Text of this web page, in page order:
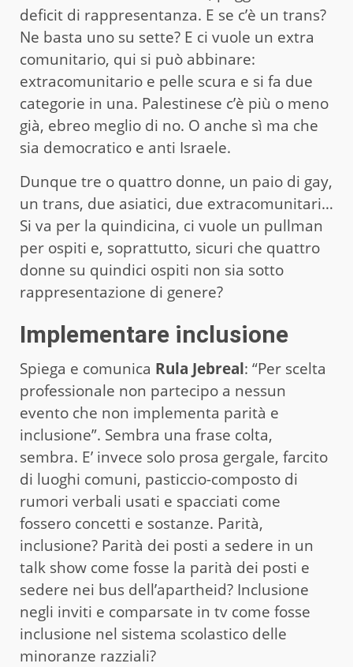
deficit di rappresentanza. E se c’è un trans?
Ne basta uno su sette? E ci vuole un extra
comunitario, qui si può abbinare:
extracomunitario e pelle scura e si fa due
categorie in una. Palestinese c’è più o meno
già, ebreo meglio di no. O anche sì ma che
sia democratico e anti Israele.
Dunque tre o quattro donne, un paio di gay,
un trans, due asiatici, due extracomunitari…
Si va per la quindicina, ci vuole un pullman
per ospiti e, soprattutto, sicuri che quattro
donne su quindici ospiti non sia sotto
rappresentazione di genere?
Implementare inclusione
Spiega e comunica Rula Jebreal: “Per scelta
professionale non partecipo a nessun
evento che non implementa parità e
inclusione”. Sembra una frase colta,
sembra. E’ invece solo prosa gergale, farcito
di luoghi comuni, pasticcio-composto di
rumori verbali usati e spacciati come
fossero concetti e sostanze. Parità,
inclusione? Parità dei posti a sedere in un
talk show come fosse la parità dei posti e
sedere nei bus dell’apartheid? Inclusione
negli inviti e comparsate in tv come fosse
inclusione nel sistema scolastico delle
minoranze razziali?